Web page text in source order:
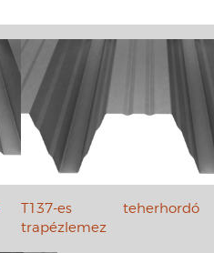
T137-es teherhordó
trapézlemez